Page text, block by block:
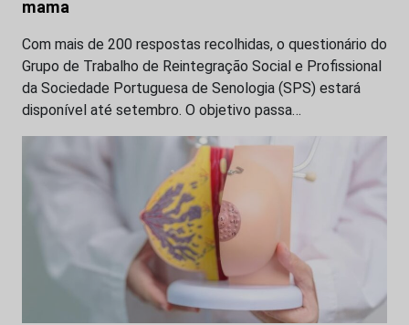
mama
Com mais de 200 respostas recolhidas, o questionário do
Grupo de Trabalho de Reintegração Social e Profissional
da Sociedade Portuguesa de Senologia (SPS) estará
disponível até setembro. O objetivo passa…